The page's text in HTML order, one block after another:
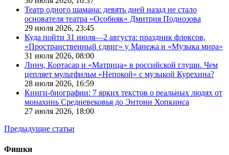
Театр одного шамана: девять дней назад не стало
основателя театра «Особняк» Дмитрия Поднозова
29 июля 2026, 23:45
Куда пойти 31 июля—2 августа: праздник флоксов,
«Пространственный сдвиг» у Манежа и «Музыка мира»
31 июля 2026, 08:00
Линч, Кортасар и «Матрица» в российской глуши. Чем
цепляет мультфильм «Непокой» с музыкой Курехина?
28 июля 2026, 16:59
Книги-биографии: 7 ярких текстов о реальных людях от
монахинь Средневековья до Энтони Хопкинса
27 июля 2026, 18:00
Предыдущие статьи
Фишки